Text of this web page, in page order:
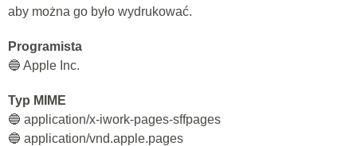
aby można go było wydrukować.
Programista
🔵 Apple Inc.
Typ MIME
🔵 application/x-iwork-pages-sffpages
🔵 application/vnd.apple.pages